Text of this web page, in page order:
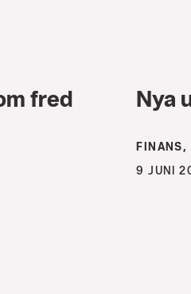
fred Nya
FINANS,
9 JUNI